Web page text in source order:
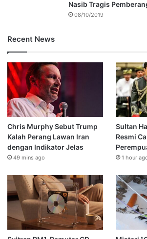
Nasib Tragis
08/10/2019
Recent News
Chris Murphy Sebut Trump
Kalah Perang Lawan Iran
dengan Indikator Jelas
49 mins ago
Sultan
Resmi
1 hour